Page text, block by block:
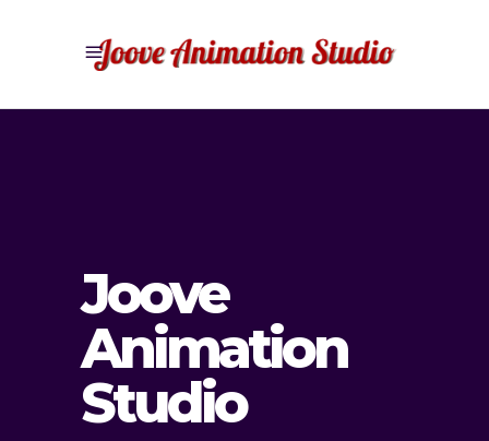
Joove
Animation
Studio